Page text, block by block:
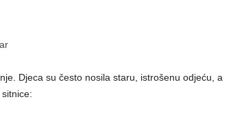
Djeca su često nosila staru, istrošenu odjeću, a